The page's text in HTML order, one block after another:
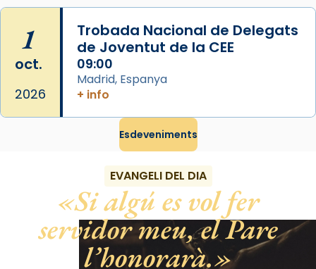
1
oct.
2026
Trobada Nacional de Delegats
de Joventut de la CEE
09:00
Madrid, Espanya
+ info
Esdeveniments
EVANGELI DEL DIA
Si algú es vol fer
servidor meu, el Pare
l’honorarà.